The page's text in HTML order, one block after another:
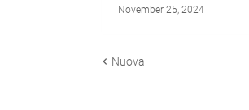
November 25, 2024
Nuova